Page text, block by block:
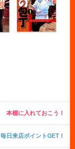
本棚に入れておこう！
毎日来店ポイントGET！